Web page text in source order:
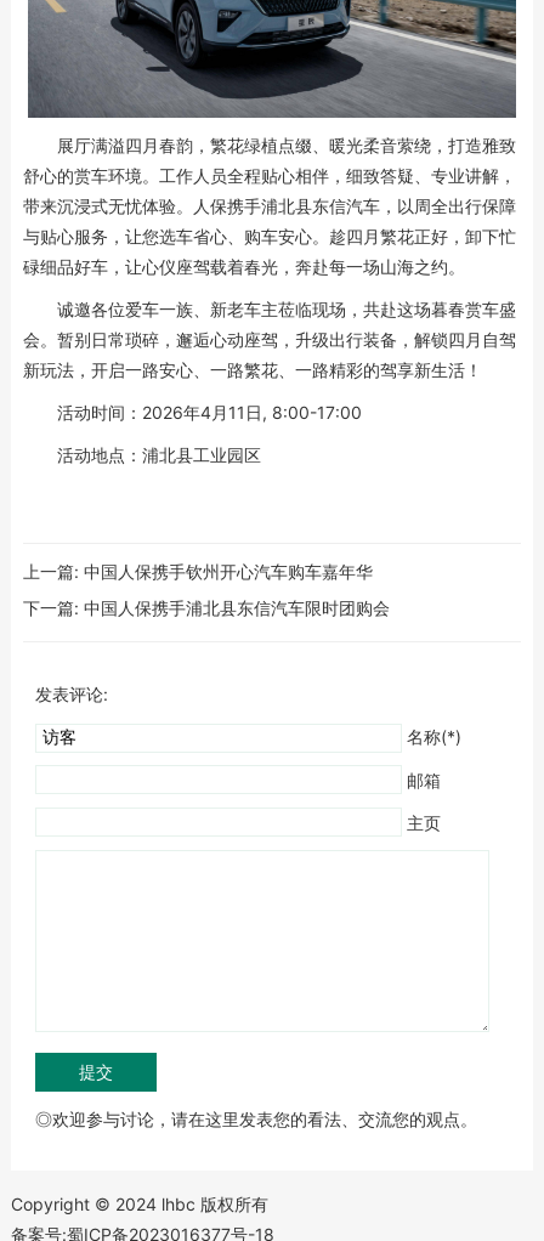
展厅满溢四月春韵，繁花绿植点缀、暖光柔音萦绕，打造雅致
舒心的赏车环境。工作人员全程贴心相伴，细致答疑、专业讲解，
带来沉浸式无忧体验。人保携手浦北县东信汽车，以周全出行保障
与贴心服务，让您选车省心、购车安心。趁四月繁花正好，卸下忙
碌细品好车，让心仪座驾载着春光，奔赴每一场山海之约。
诚邀各位爱车一族、新老车主莅临现场，共赴这场暮春赏车盛
会。暂别日常琐碎，邂逅心动座驾，升级出行装备，解锁四月自驾
新玩法，开启一路安心、一路繁花、一路精彩的驾享新生活！
活动时间：2026年4月11日, 8:00-17:00
活动地点：浦北县工业园区
上一篇: 中国人保携手钦州开心汽车购车嘉年华
下一篇: 中国人保携手浦北县东信汽车限时团购会
发表评论:
名称(*)
邮箱
主页
◎欢迎参与讨论，请在这里发表您的看法、交流您的观点。
Copyright © 2024 lhbc 版权所有
备案号:蜀ICP备2023016377号-18